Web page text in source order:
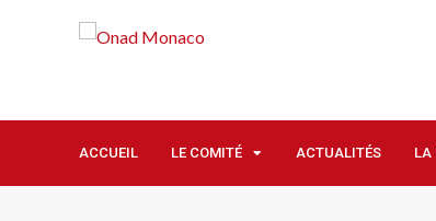
ACCUEIL LE COMITÉ ACTUALITÉS LA